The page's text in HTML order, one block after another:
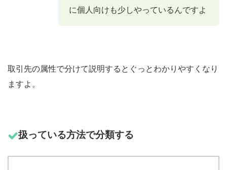
に個人向けも少しやっているんですよ
取引先の属性で分けて説明するとぐっとわかりやすくなり
ますよ。
扱っている方法で分類する